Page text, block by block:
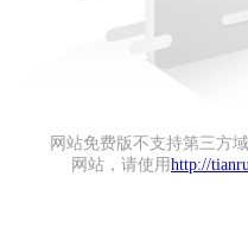
网站免费版不支持第三方
网站，请使用 http://